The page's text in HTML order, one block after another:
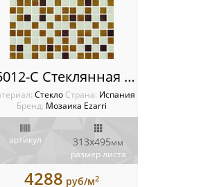
25012-C Стеклянная мозаика Ezarri Mix
Стекло Cтрана: Испания
Бренд: Мозаика Ezarri
артикул 313x495мм
размер листа
4288 руб/м2